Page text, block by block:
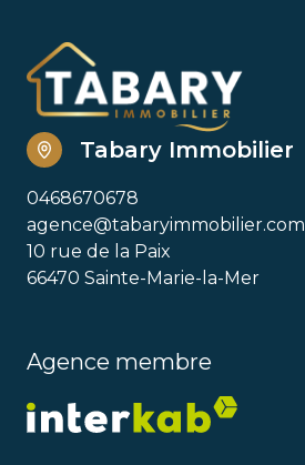
Tabary Immobilier
0468670678
agence@tabaryimmobilier.com
10 rue de la Paix
66470 Sainte-Marie-la-Mer
Agence membre